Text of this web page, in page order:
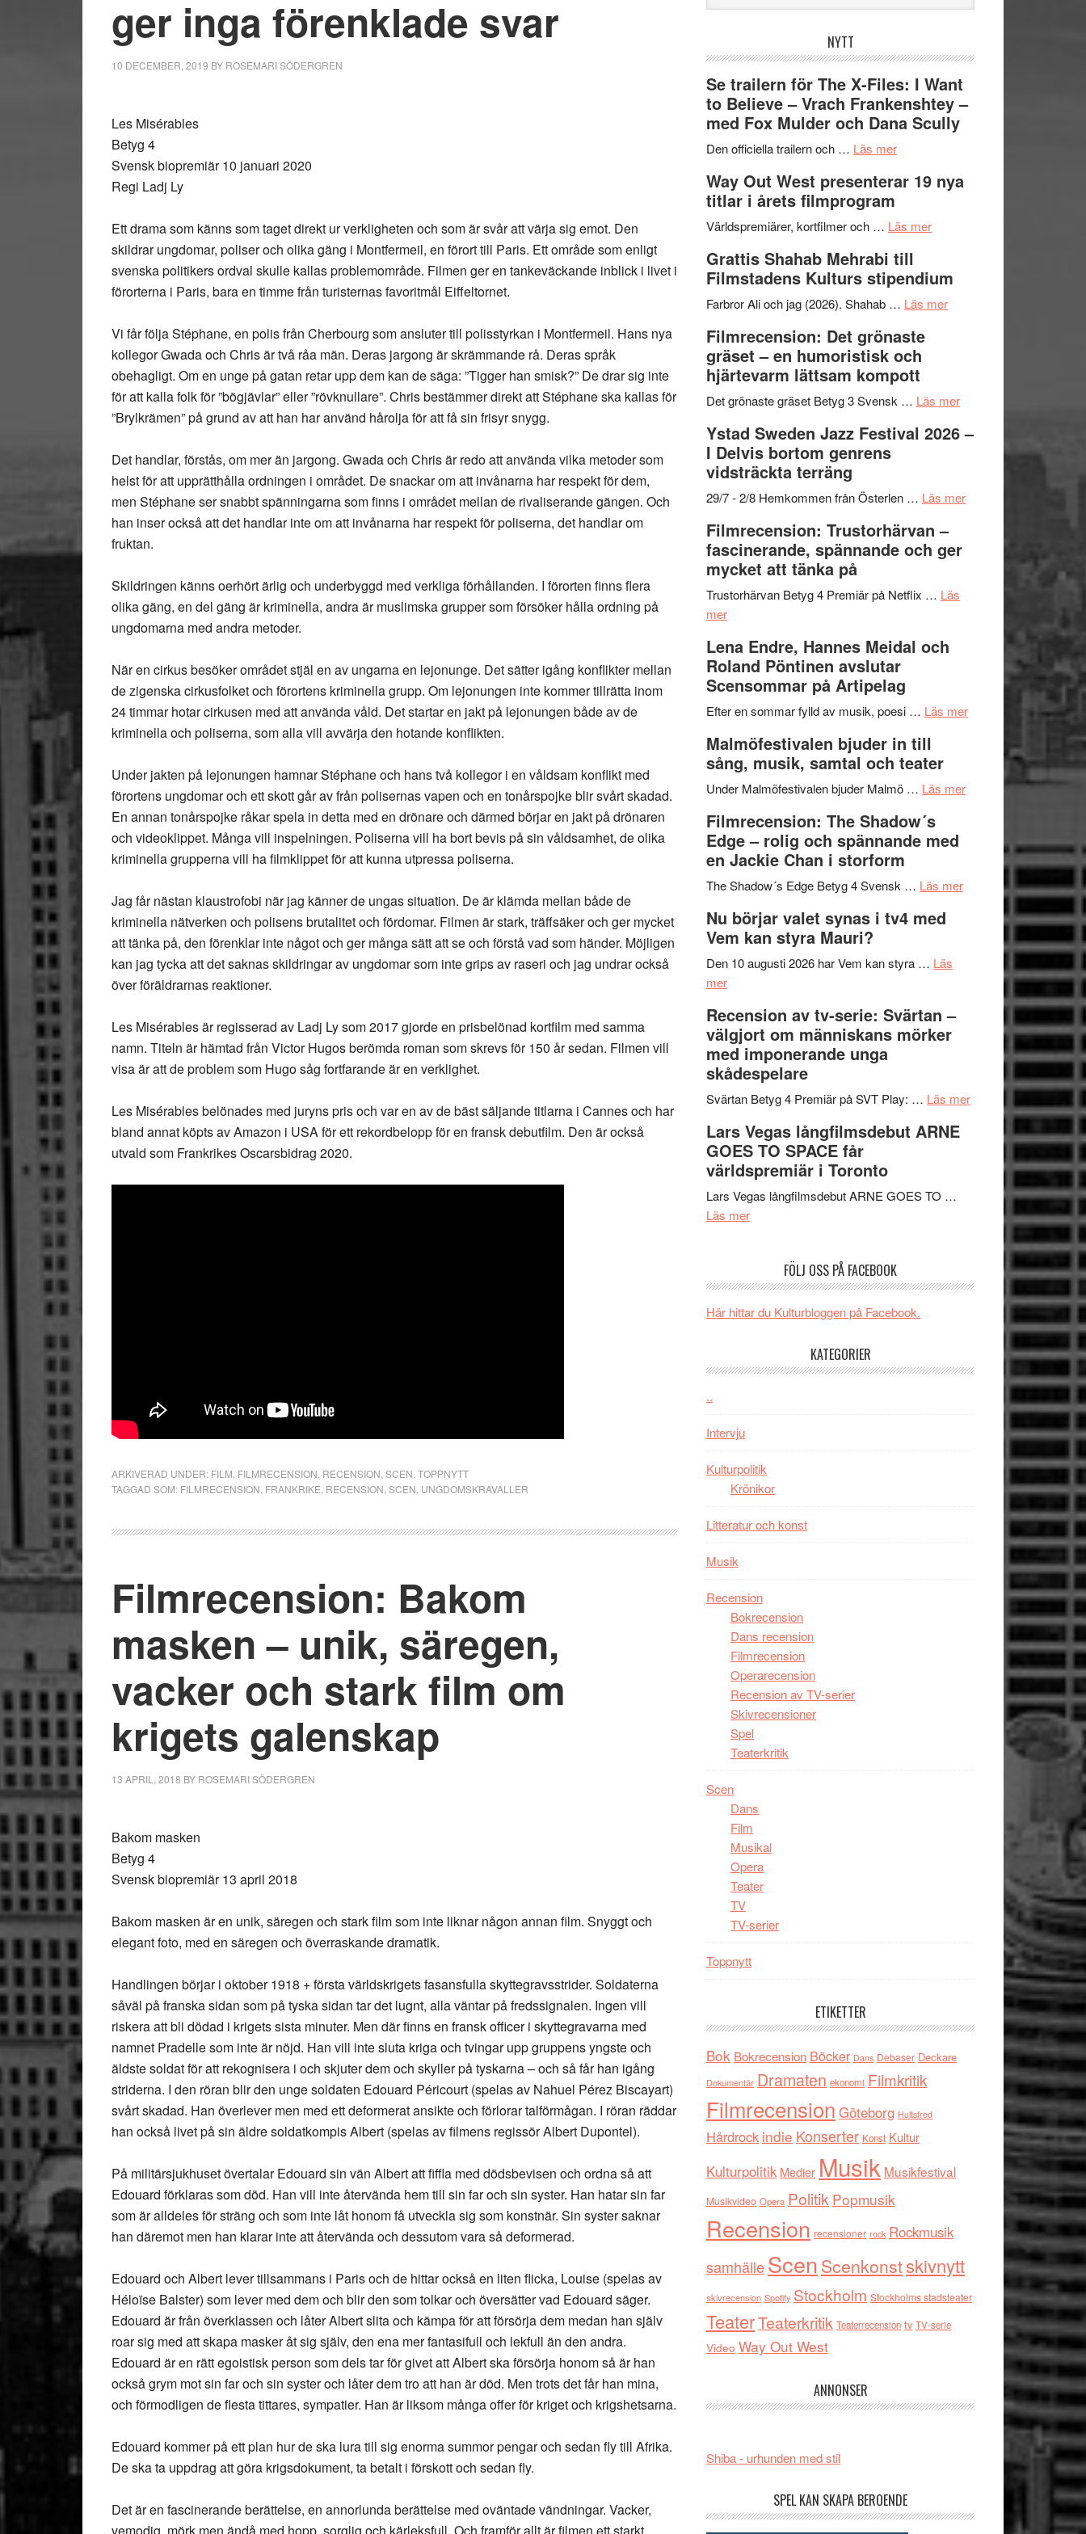
ger inga förenklade svar
10 DECEMBER, 2019 BY ROSEMARI SÖDERGREN
Les Misérables
Betyg 4
Svensk biopremiär 10 januari 2020
Regi Ladj Ly
Ett drama som känns som taget direkt ur verkligheten och som är svår att värja sig emot. Den
skildrar ungdomar, poliser och olika gäng i Montfermeil, en förort till Paris. Ett område som enligt
svenska politikers ordval skulle kallas problemområde. Filmen ger en tankeväckande inblick i livet i
förorterna i Paris, bara en timme från turisternas favoritmål Eiffeltornet.
Vi får följa Stéphane, en polis från Cherbourg som ansluter till polisstyrkan i Montfermeil. Hans nya
kollegor Gwada och Chris är två råa män. Deras jargong är skrämmande rå. Deras språk
obehagligt. Om en unge på gatan retar upp dem kan de säga: ”Tigger han smisk?” De drar sig inte
för att kalla folk för ”bögjävlar” eller ”rövknullare”. Chris bestämmer direkt att Stéphane ska kallas för
”Brylkrämen” på grund av att han har använd hårolja för att få sin frisyr snygg.
Det handlar, förstås, om mer än jargong. Gwada och Chris är redo att använda vilka metoder som
helst för att upprätthålla ordningen i området. De snackar om att invånarna har respekt för dem,
men Stéphane ser snabbt spänningarna som finns i området mellan de rivaliserande gängen. Och
han inser också att det handlar inte om att invånarna har respekt för poliserna, det handlar om
fruktan.
Skildringen känns oerhört ärlig och underbyggd med verkliga förhållanden. I förorten finns flera
olika gäng, en del gäng är kriminella, andra är muslimska grupper som försöker hålla ordning på
ungdomarna med andra metoder.
När en cirkus besöker området stjäl en av ungarna en lejonunge. Det sätter igång konflikter mellan
de zigenska cirkusfolket och förortens kriminella grupp. Om lejonungen inte kommer tillrätta inom
24 timmar hotar cirkusen med att använda våld. Det startar en jakt på lejonungen både av de
kriminella och poliserna, som alla vill avvärja den hotande konflikten.
Under jakten på lejonungen hamnar Stéphane och hans två kollegor i en våldsam konflikt med
förortens ungdomar och ett skott går av från polisernas vapen och en tonårspojke blir svårt skadad.
En annan tonårspojke råkar spela in detta med en drönare och därmed börjar en jakt på drönaren
och videoklippet. Många vill inspelningen. Poliserna vill ha bort bevis på sin våldsamhet, de olika
kriminella grupperna vill ha filmklippet för att kunna utpressa poliserna.
Jag får nästan klaustrofobi när jag känner de ungas situation. De är klämda mellan både de
kriminella nätverken och polisens brutalitet och fördomar. Filmen är stark, träffsäker och ger mycket
att tänka på, den förenklar inte något och ger många sätt att se och förstå vad som händer. Möjligen
kan jag tycka att det saknas skildringar av ungdomar som inte grips av raseri och jag undrar också
över föräldrarnas reaktioner.
Les Misérables är regisserad av Ladj Ly som 2017 gjorde en prisbelönad kortfilm med samma
namn. Titeln är hämtad från Victor Hugos berömda roman som skrevs för 150 år sedan. Filmen vill
visa är att de problem som Hugo såg fortfarande är en verklighet.
Les Misérables belönades med juryns pris och var en av de bäst säljande titlarna i Cannes och har
bland annat köpts av Amazon i USA för ett rekordbelopp för en fransk debutfilm. Den är också
utvald som Frankrikes Oscarsbidrag 2020.
ARKIVERAD UNDER: FILM FILMRECENSION RECENSION SCEN TOPPNYTT
TAGGAD SOM: FILMRECENSION FRANKRIKE RECENSION SCEN UNGDOMSKRAVALLER
Filmrecension: Bakom
masken – unik, säregen,
vacker och stark film om
krigets galenskap
13 APRIL, 2018 BY ROSEMARI SÖDERGREN
Bakom masken
Betyg 4
Svensk biopremiär 13 april 2018
Bakom masken är en unik, säregen och stark film som inte liknar någon annan film. Snyggt och
elegant foto, med en säregen och överraskande dramatik.
Handlingen börjar i oktober 1918 + första världskrigets fasansfulla skyttegravsstrider. Soldaterna
såväl på franska sidan som på tyska sidan tar det lugnt, alla väntar på fredssignalen. Ingen vill
riskera att bli dödad i krigets sista minuter. Men där finns en fransk officer i skyttegravarna med
namnet Pradelle som inte är nöjd. Han vill inte sluta kriga och tvingar upp gruppens yngste och
äldste soldat för att rekognisera i och skjuter dem och skyller på tyskarna – och så får han igång
striderna. I den röran blir den unge soldaten Edouard Péricourt (spelas av Nahuel Pérez Biscayart)
svårt skadad. Han överlever men med ett deformerat ansikte och förlorar talförmågan. I röran räddar
han också livet på sin äldre soldatkompis Albert (spelas av filmens regissör Albert Dupontel).
På militärsjukhuset övertalar Edouard sin vän Albert att fiffla med dödsbevisen och ordna så att
Edouard förklaras som död. Han vill inte återvända hem till sin far och sin syster. Han hatar sin far
som är alldeles för sträng och som inte låt honom få utveckla sig som konstnär. Sin syster saknar
han däremot men han klarar inte att återvända och dessutom vara så deformerad.
Edouard och Albert lever tillsammans i Paris och de hittar också en liten flicka, Louise (spelas av
Héloïse Balster) som lever med dem och blir den som tolkar och översätter vad Edouard säger.
Edouard är från överklassen och låter Albert slita och kämpa för att försörja dem medan han själv
roar sig med att skapa masker åt sig själv, den ena mer fantasifull och lekfull än den andra.
Edouard är en rätt egoistisk person som dels tar för givet att Albert ska försörja honom så är han
också grym mot sin far och sin syster och låter dem tro att han är död. Men trots det får han mina,
och förmodligen de flesta tittares, sympatier. Han är liksom många offer för kriget och krigshetsarna.
Edouard kommer på ett plan hur de ska lura till sig enorma summor pengar och sedan fly till Afrika.
De ska ta uppdrag att göra krigsdokument, ta betalt i förskott och sedan fly.
Det är en fascinerande berättelse, en annorlunda berättelse med oväntade vändningar. Vacker,
webbplatsen
NYTT
Se trailern för The X-Files: I Want
to Believe – Vrach Frankenshtey –
med Fox Mulder och Dana Scully
Den officiella trailern och … Läs merom
trailern
The
Files:
I
Want
Believe
–
Vrach
Frankenshtey
med
och
Scully
Way Out West presenterar 19 nya
titlar i årets filmprogram
Världspremiärer, kortfilmer och … Läs merom
West
presenterar
årets
Grattis Shahab Mehrabi till
Filmstadens Kulturs stipendium
Farbror Ali och jag (2026). Shahab … Läs merom
Filmstadens
stipendium
Filmrecension: Det grönaste
gräset – en humoristisk och
hjärtevarm lättsam kompott
Det grönaste gräset Betyg 3 Svensk … Läs merom
Det
–
och
Ystad Sweden Jazz Festival 2026 –
I Delvis bortom genrens
vidsträckta terräng
29/7 - 2/8 Hemkommen från Österlen … Läs merom
vidsträckta
Filmrecension: Trustorhärvan –
fascinerande, spännande och ger
mycket att tänka på
Trustorhärvan Betyg 4 Premiär på Netflix … Läs
merom
Trustorhärvan
–
fascinerande,
spännande
ger
mycket
att
på
Lena Endre, Hannes Meidal och
Roland Pöntinen avslutar
Scensommar på Artipelag
Efter en sommar fylld av musik, poesi … Läs merom
Pöntinen
avslutar
Scensommar
Artipelag
Malmöfestivalen bjuder in till
sång, musik, samtal och teater
Under Malmöfestivalen bjuder Malmö … Läs merom
Filmrecension: The Shadow´s
Edge – rolig och spännande med
en Jackie Chan i storform
The Shadow´s Edge Betyg 4 Svensk … Läs merom
Filmrecension:
Shadow
spännande
en
storform
Nu börjar valet synas i tv4 med
Vem kan styra Mauri?
Den 10 augusti 2026 har Vem kan styra … Läs
merom
börjar
valet
synas
i
tv4
Vem
kan
styra
Mauri?
Recension av tv-serie: Svärtan –
välgjort om människans mörker
med imponerande unga
skådespelare
Svärtan Betyg 4 Premiär på SVT Play: … Läs merom
Recension
Svärtan
människans
mörker
imponerande
skådespelare
Lars Vegas långfilmsdebut ARNE
GOES TO SPACE får
världspremiär i Toronto
Lars Vegas långfilmsdebut ARNE GOES TO …
Läs merom
långfilmsdebut
ARNE
GOES
får
FÖLJ OSS PÅ FACEBOOK
Här hittar du Kulturbloggen på Facebook.
KATEGORIER
..
Intervju
Kulturpolitik
Krönikor
Litteratur och konst
Musik
Recension
Bokrecension
Dans recension
Filmrecension
Operarecension
Recension av TV-serier
Skivrecensioner
Spel
Teaterkritik
Scen
Dans
Film
Musikal
Opera
Teater
TV
TV-serier
Toppnytt
ETIKETTER
Bok Bokrecension Böcker Dans Debaser Deckare
Dokumentär Dramaten ekonomi Filmkritik
Filmrecension Göteborg Hultsfred
Hårdrock indie Konserter Konst Kultur
Kulturpolitik Medier Musik Musikfestival
Musikvideo Opera Politik Popmusik
Recension recensioner rock Rockmusik
samhälleScen Scenkonstskivnytt
skivrecension Spotify Stockholm Stockholms stadsteater
TeaterTeaterkritik Teaterrecension tv TV-serie
Video Way Out West
ANNONSER
Shiba - urhunden med stil
SPEL KAN SKAPA BEROENDE